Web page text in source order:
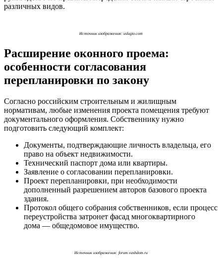
различных видов.
Источник изображения: uslugio.com
Расширение оконного проема:
особенности согласования
перепланировки по закону
Согласно российским строительным и жилищным
нормативам, любые изменения проекта помещения требуют
документального оформления. Собственнику нужно
подготовить следующий комплект:
Документы, подтверждающие личность владельца, его
право на объект недвижимости.
Технический паспорт дома или квартиры.
Заявление о согласовании перепланировки.
Проект перепланировки, при необходимости
дополненный разрешением авторов базового проекта
здания.
Протокол общего собрания собственников, если процесс
переустройства затронет фасад многоквартирного
дома — общедомовое имущество.
Источник изображения: forum.vashdom.ru